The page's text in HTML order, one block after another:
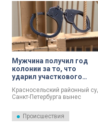
судов Северной столицы.
Мужчина получил год
колонии за то, что
ударил участкового
Красносельский районный
Санкт-Петербурга вынес
признали виновным в
применении насилия к
Происшествия